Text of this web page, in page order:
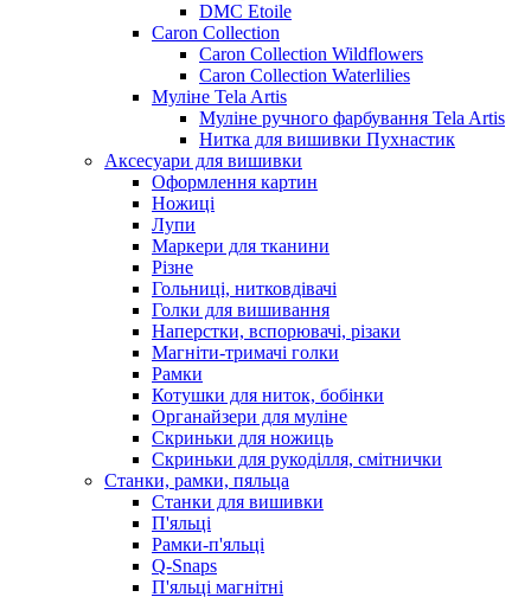
DMC Etoile
Caron Collection
Caron Collection Wildflowers
Caron Collection Waterlilies
Муліне Tela Artis
Муліне ручного фарбування Tela Artis
Нитка для вишивки Пухнастик
Аксесуари для вишивки
Оформлення картин
Ножиці
Лупи
Маркери для тканини
Різне
Гольниці, нитковдівачі
Голки для вишивання
Наперстки, вспорювачі, різаки
Магніти-тримачі голки
Рамки
Котушки для ниток, бобінки
Органайзери для муліне
Скриньки для ножиць
Скриньки для рукоділля, смітнички
Станки, рамки, пяльца
Станки для вишивки
П'яльці
Рамки-п'яльці
Q-Snaps
П'яльці магнітні